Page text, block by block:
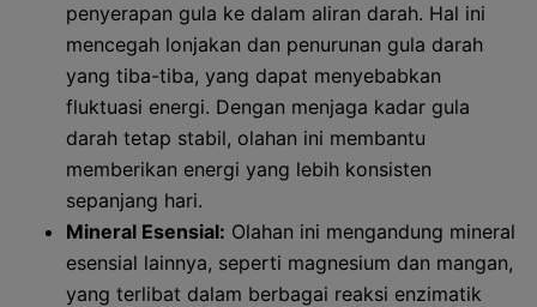
penyerapan gula ke dalam aliran darah. Hal ini
mencegah lonjakan dan penurunan gula darah
yang tiba-tiba, yang dapat menyebabkan
fluktuasi energi. Dengan menjaga kadar gula
darah tetap stabil, olahan ini membantu
memberikan energi yang lebih konsisten
sepanjang hari.
Mineral Esensial: Olahan ini mengandung mineral
esensial lainnya, seperti magnesium dan mangan,
yang terlibat dalam berbagai reaksi enzimatik